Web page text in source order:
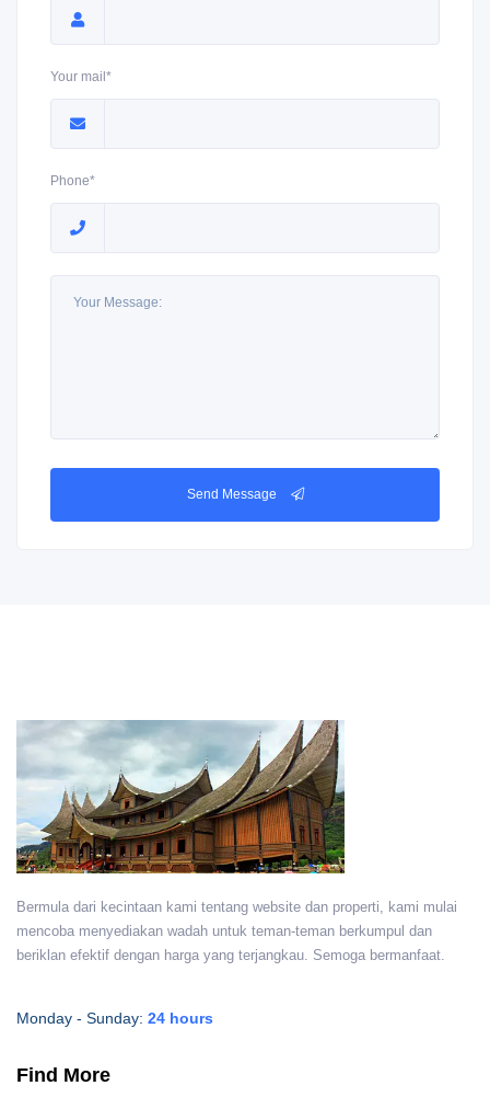
Your mail*
Phone*
Send Message
Bermula dari kecintaan kami tentang website dan properti, kami mulai
mencoba menyediakan wadah untuk teman-teman berkumpul dan
beriklan efektif dengan harga yang terjangkau. Semoga bermanfaat.
Monday - Sunday: 24 hours
Find More